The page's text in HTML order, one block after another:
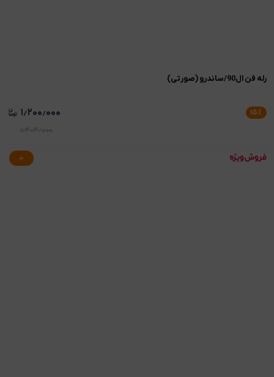
رله فن ال90/ساندرو (صورتی)
۱۵٪ ۱٫۲۰۰٫۰۰۰